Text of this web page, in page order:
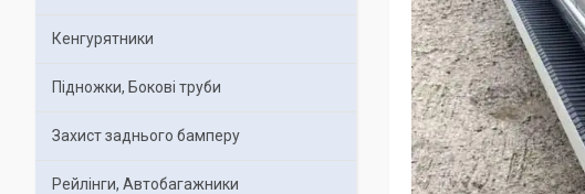
Кенгурятники
Підножки, Бокові труби
Захист заднього бамперу
Рейлінги, Автобагажники